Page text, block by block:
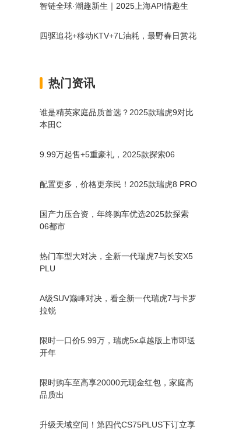
智链全球·潮趣新生｜2025上海API情趣生
四驱追花+移动KTV+7L油耗，最野春日赏花
热门资讯
谁是精英家庭品质首选？2025款瑞虎9对比
本田C
9.99万起售+5重豪礼，2025款探索06
配置更多，价格更亲民！2025款瑞虎8 PRO
国产力压合资，年终购车优选2025款探索
06都市
热门车型大对决，全新一代瑞虎7与长安X5
PLU
A级SUV巅峰对决，看全新一代瑞虎7与卡罗
拉锐
限时一口价5.99万，瑞虎5x卓越版上市即送
开年
限时购车至高享20000元现金红包，家庭高
品质出
升级天域空间！第四代CS75PLUS下订立享